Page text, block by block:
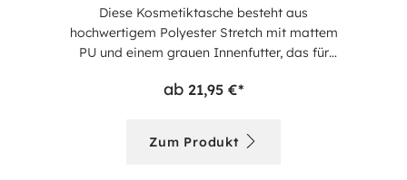
Diese Kosmetiktasche besteht aus
hochwertigem Polyester Stretch mit mattem
PU und einem grauen Innenfutter, das für
bietet ein Hauptfach mit Reißverschluss
Seitenfächer für zusätzlichen Stauraum.
Diverse Innenfächer sorgen für eine
ab 21,95 €*
Zum Produkt